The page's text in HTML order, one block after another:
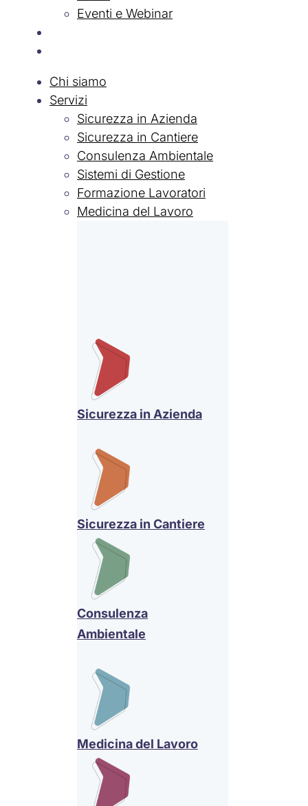
Eventi e Webinar
Chi siamo
Servizi
Sicurezza in Azienda
Sicurezza in Cantiere
Consulenza Ambientale
Sistemi di Gestione
Formazione Lavoratori
Medicina del Lavoro
Sicurezza in Azienda
Sicurezza in Cantiere
Consulenza
Ambientale
Medicina del Lavoro